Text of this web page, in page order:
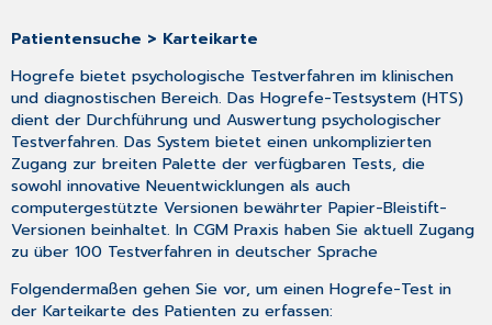
Patientensuche > Karteikarte
Hogrefe bietet psychologische Testverfahren im klinischen
und diagnostischen Bereich. Das Hogrefe-Testsystem (HTS)
dient der Durchführung und Auswertung psychologischer
Testverfahren. Das System bietet einen unkomplizierten
Zugang zur breiten Palette der verfügbaren Tests, die
sowohl innovative Neuentwicklungen als auch
computergestützte Versionen bewährter Papier-Bleistift-
Versionen beinhaltet. In CGM Praxis haben Sie aktuell Zugang
zu über 100 Testverfahren in deutscher Sprache
Folgendermaßen gehen Sie vor, um einen Hogrefe-Test in
der Karteikarte des Patienten zu erfassen: